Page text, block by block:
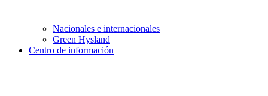
Nacionales e internacionales
Green Hysland
Centro de información